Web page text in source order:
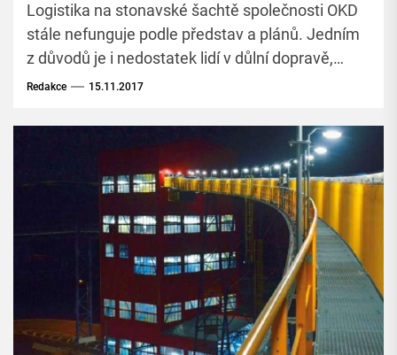
Logistika na stonavské šachtě společnosti OKD
stále nefunguje podle představ a plánů. Jedním
z důvodů je i nedostatek lidí v důlní dopravě,
upozornil v rozhovoru pro Měsíčník Horník
Macíček.
Redakce 15.11.2017